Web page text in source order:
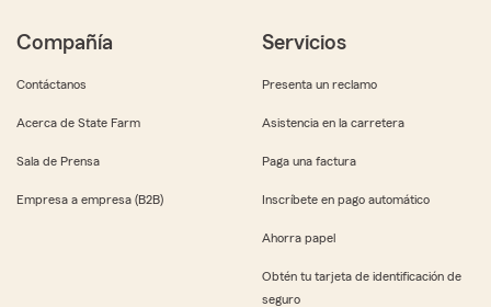
Compañía
Contáctanos
Acerca de State Farm
Sala de Prensa
Empresa a empresa (B2B)
Servicios
Presenta un reclamo
Asistencia en la carretera
Paga una factura
Inscríbete en pago automático
Ahorra papel
Obtén tu tarjeta de identificación de
seguro